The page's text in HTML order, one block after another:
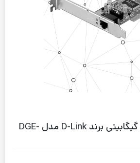
کارت شبکه PCI گیگابیتی برند D-Link مدل DGE-